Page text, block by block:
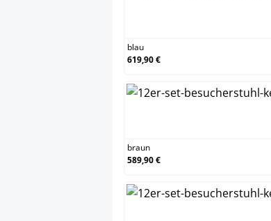
blau
619,90 €
braun
589,90 €